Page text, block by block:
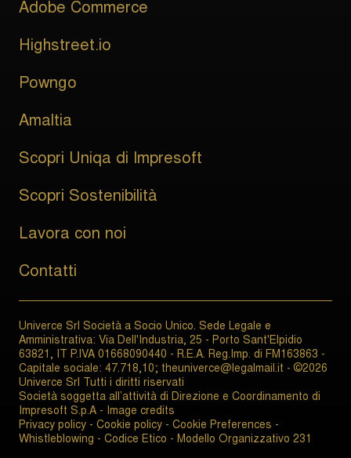
Adobe Commerce
Highstreet.io
Powngo
Amaltia
Scopri Uniqa di Impresoft
Scopri Sostenibilità
Lavora con noi
Contatti
Univerce Srl Società a Socio Unico. Sede Legale e
Amministrativa: Via Dell'Industria, 25 - Porto Sant'Elpidio
63821, IT P.IVA 01668090440 - R.E.A. Reg.Imp. di FM163863 -
Capitale sociale: 47.718,10; theuniverce@legalmail.it - ©2026
Univerce Srl Tutti i diritti riservati
Società soggetta all’attività di Direzione e Coordinamento di
Impresoft S.p.A - Image credits
Privacy policy - Cookie policy - Cookie Preferences -
Whistleblowing - Codice Etico - Modello Organizzativo 231